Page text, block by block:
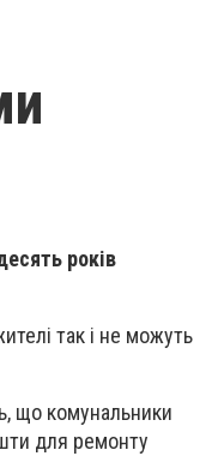
років
так і не можуть
що комунальники
для ремонту